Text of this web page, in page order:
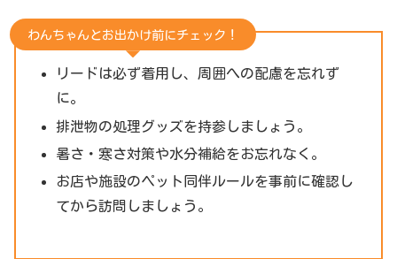
わんちゃんとお出かけ前にチェック！
リードは必ず着用し、周囲への配慮を忘れず
に。
排泄物の処理グッズを持参しましょう。
暑さ・寒さ対策や水分補給をお忘れなく。
お店や施設のペット同伴ルールを事前に確認し
てから訪問しましょう。